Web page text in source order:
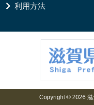
利用方法
Copyright © 2026